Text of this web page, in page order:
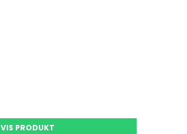
VIS PRODUKT